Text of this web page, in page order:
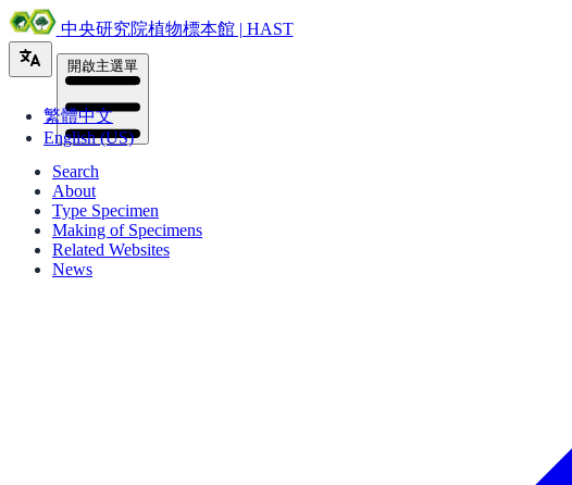
中央研究院植物標本館 | HAST
繁體中文
English (US)
開啟主選單
Search
About
Type Specimen
Making of Specimens
Related Websites
News